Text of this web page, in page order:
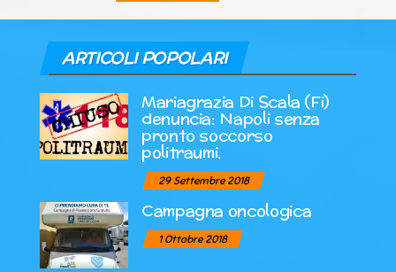
ARTICOLI POPOLARI
Mariagrazia Di Scala (Fi)
denuncia: Napoli senza
pronto soccorso
politraumi.
29 Settembre 2018
Campagna oncologica
1 Ottobre 2018